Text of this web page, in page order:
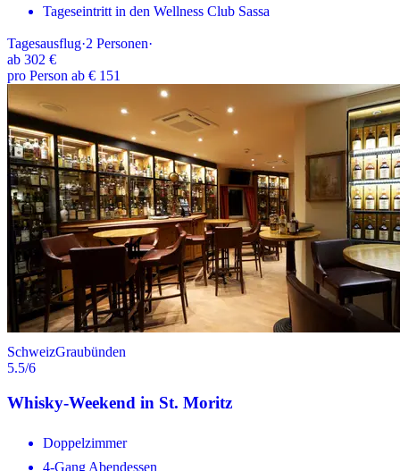
Tageseintritt in den Wellness Club Sassa
Tagesausflug·2 Personen·
ab 302 €
pro Person ab € 151
SchweizGraubünden
5.5/6
Whisky-Weekend in St. Moritz
Doppelzimmer
4-Gang Abendessen